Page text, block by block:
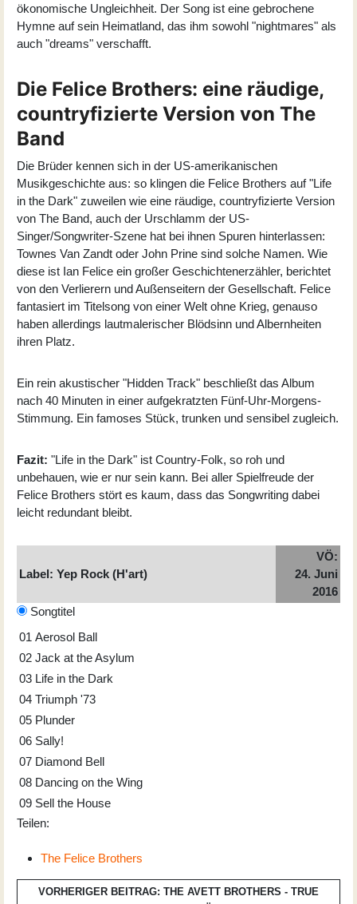
ökonomische Ungleichheit. Der Song ist eine gebrochene
Hymne auf sein Heimatland, das ihm sowohl "nightmares" als
auch "dreams" verschafft.
Die Felice Brothers: eine räudige,
countryfizierte Version von The
Band
Die Brüder kennen sich in der US-amerikanischen
Musikgeschichte aus: so klingen die Felice Brothers auf "Life
in the Dark" zuweilen wie eine räudige, countryfizierte Version
von The Band, auch der Urschlamm der US-
Singer/Songwriter-Szene hat bei ihnen Spuren hinterlassen:
Townes Van Zandt oder John Prine sind solche Namen. Wie
diese ist Ian Felice ein großer Geschichtenerzähler, berichtet
von den Verlierern und Außenseitern der Gesellschaft. Felice
fantasiert im Titelsong von einer Welt ohne Krieg, genauso
haben allerdings lautmalerischer Blödsinn und Albernheiten
ihren Platz.
Ein rein akustischer "Hidden Track" beschließt das Album
nach 40 Minuten in einer aufgekratzten Fünf-Uhr-Morgens-
Stimmung. Ein famoses Stück, trunken und sensibel zugleich.
Fazit: "Life in the Dark" ist Country-Folk, so roh und
unbehauen, wie er nur sein kann. Bei aller Spielfreude der
Felice Brothers stört es kaum, dass das Songwriting dabei
leicht redundant bleibt.
Label: Yep Rock (H'art)
VÖ:
24. Juni
2016
Songtitel
01 Aerosol Ball
02 Jack at the Asylum
03 Life in the Dark
04 Triumph '73
05 Plunder
06 Sally!
07 Diamond Bell
08 Dancing on the Wing
09 Sell the House
Teilen:
The Felice Brothers
VORHERIGER BEITRAG: THE AVETT BROTHERS - TRUE